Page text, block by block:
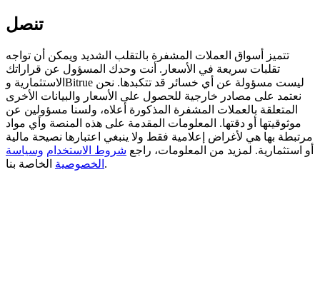
Exclusive for BitMart Users
Register & Trade to Win 500,000 USDT
Precious Metals Trading Carnival
تنصل
تتميز أسواق العملات المشفرة بالتقلب الشديد ويمكن أن تواجه
تقلبات سريعة في الأسعار. أنت وحدك المسؤول عن قراراتك
الاستثمارية وBitrue ليست مسؤولة عن أي خسائر قد تتكبدها. نحن
نعتمد على مصادر خارجية للحصول على الأسعار والبيانات الأخرى
المتعلقة بالعملات المشفرة المذكورة أعلاه، ولسنا مسؤولين عن
موثوقيتها أو دقتها. المعلومات المقدمة على هذه المنصة وأي مواد
مرتبطة بها هي لأغراض إعلامية فقط ولا ينبغي اعتبارها نصيحة مالية
أو استثمارية. لمزيد من المعلومات، راجع شروط الاستخدام وسياسة
الخصوصية الخاصة بنا.